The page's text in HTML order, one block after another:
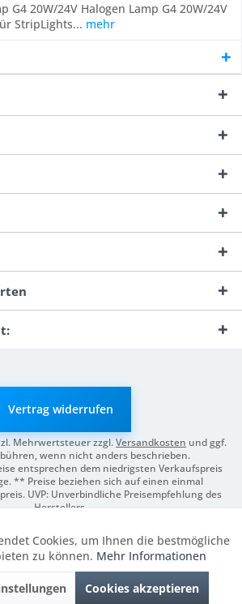
G4 20W/24V Halogen Lamp G4 20W/24V
StripLights... mehr
Vertrag widerrufen
Mehrwertsteuer zzgl.Versandkosten und ggf.
wenn nicht anders beschrieben.
entsprechen dem niedrigsten Verkaufspreis
** Preise beziehen sich auf einen einmal
UVP: Unverbindliche Preisempfehlung des
Herstellers.
Aktiv
Inaktiv
Cookies, um Ihnen die bestmögliche
zu können. Mehr Informationen
Cookies akzeptieren